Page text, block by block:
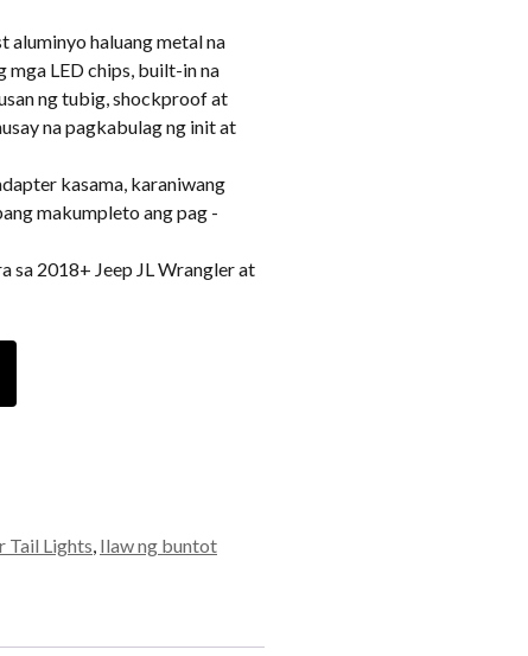
aluminyo haluang metal na
mga LED chips, built-in na
ng tubig, shockproof at
na pagkabulag ng init at
kasama, karaniwang
makumpleto ang pag -
sa 2018+ Jeep JL Wrangler at
Tail Lights, Ilaw ng buntot